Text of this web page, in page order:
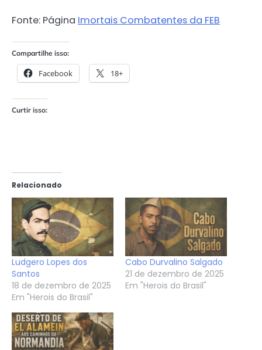
Fonte: Página Imortais Combatentes da FEB
Compartilhe isso:
Facebook 18+
Curtir isso:
Relacionado
Ludgero Lopes dos
Santos
18 de dezembro de 2025
Em "Herois do Brasil"
Cabo Durvalino Salgado
21 de dezembro de 2025
Em "Herois do Brasil"